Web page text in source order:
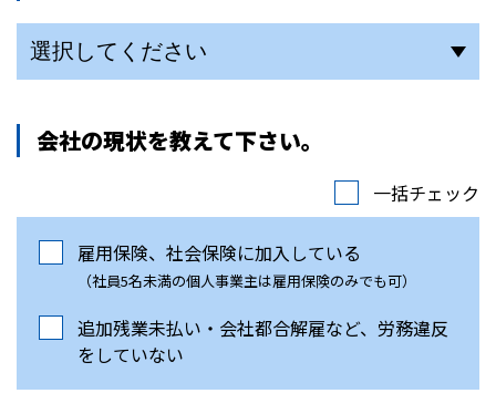
会社の現状を教えて下さい。
一括チェック
雇用保険、社会保険に加入している
（社員5名未満の個人事業主は雇用保険のみでも可）
追加残業未払い・会社都合解雇など、労務違反
をしていない